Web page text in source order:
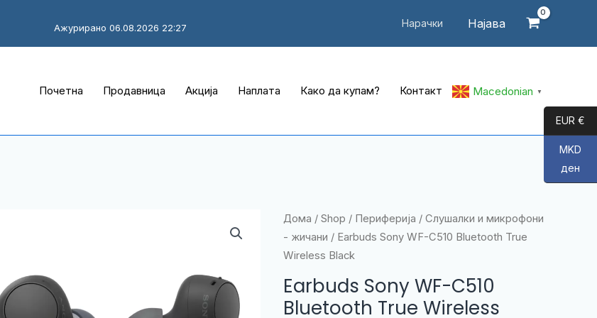
Нарачки Најава
Ажурирано 06.08.2026 22:27
Почетна Продавница Акција Наплата Како да купам? Контакт Macedonian ▼
Дома / Shop / Периферија / Слушалки и микрофони
- жичани / Earbuds Sony WF-C510 Bluetooth True
Wireless Black
Earbuds Sony WF-C510
Bluetooth True Wireless
EUR €
MKD
ден